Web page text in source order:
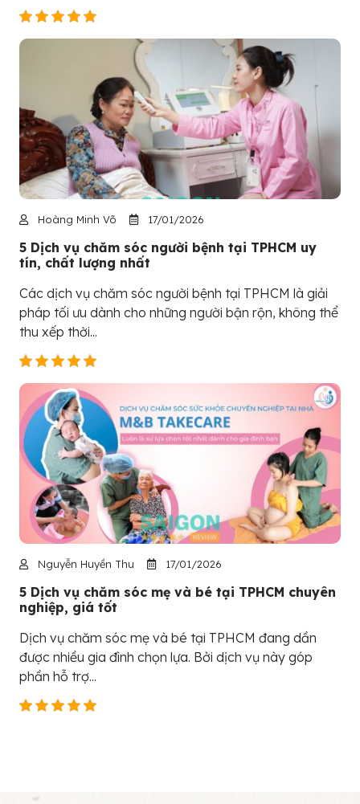
Hoàng Minh Võ 17/01/2026
5 Dịch vụ chăm sóc người bệnh tại TPHCM uy
tín, chất lượng nhất
Các dịch vụ chăm sóc người bệnh tại TPHCM là giải
pháp tối ưu dành cho những người bận rộn, không thể
thu xếp thời...
Nguyễn Huyền Thu 17/01/2026
5 Dịch vụ chăm sóc mẹ và bé tại TPHCM chuyên
nghiệp, giá tốt
Dịch vụ chăm sóc mẹ và bé tại TPHCM đang dần
được nhiều gia đình chọn lựa. Bởi dịch vụ này góp
phần hỗ trợ...